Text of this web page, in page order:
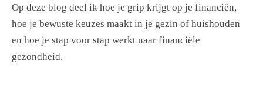
Op deze blog deel ik hoe je grip krijgt op je financiën,
hoe je bewuste keuzes maakt in je gezin of huishouden
en hoe je stap voor stap werkt naar financiële
gezondheid.